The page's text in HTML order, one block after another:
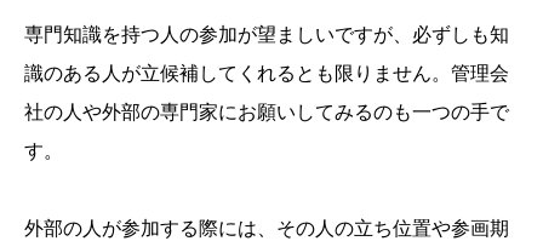
専門知識を持つ人の参加が望ましいですが、必ずしも知
識のある人が立候補してくれるとも限りません。管理会
社の人や外部の専門家にお願いしてみるのも一つの手で
す。
外部の人が参加する際には、その人の立ち位置や参画期